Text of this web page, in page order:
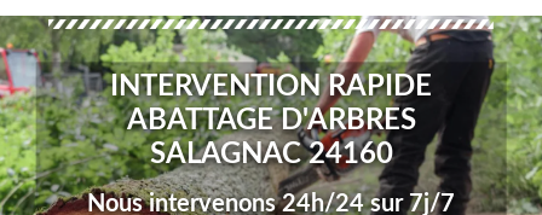
INTERVENTION RAPIDE
ABATTAGE D'ARBRES
SALAGNAC 24160
Nous intervenons 24h/24 sur 7j/7